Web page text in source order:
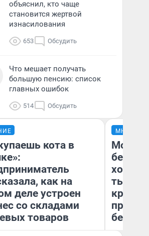
объяснил, кто чаще
становится жертвой
изнасилования
653 Обсудить
Что мешает получать
большую пенсию: список
главных ошибок
514 Обсудить
кота в
как на
деле устроен
со складами
товаров
МНЕНИЕ
Мой
хотела
тысяч,